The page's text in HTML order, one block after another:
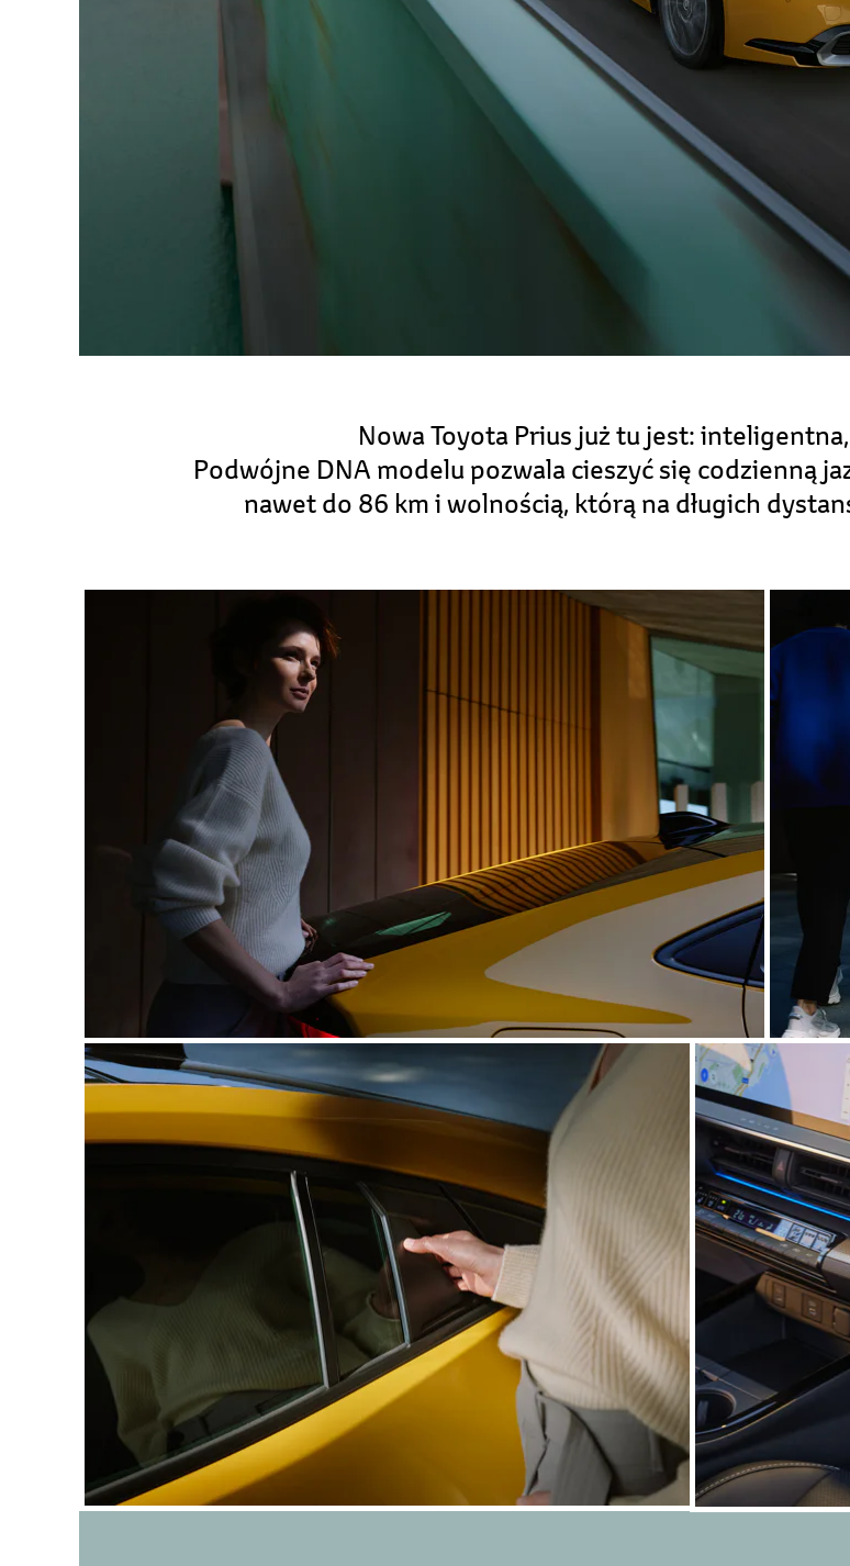
Nowa Toyota Prius już tu jest:
Podwójne DNA modelu pozwala cieszyć się codzienną
nawet do 86 km i wolnością, którą na długich